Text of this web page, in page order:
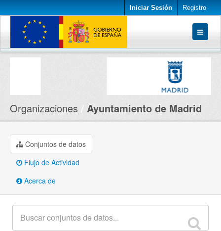
Iniciar Sesión Registro
Conjuntos de datos
Organizaciones Ayuntamiento de Madrid
Conjuntos de datos
Flujo de Actividad
Acerca de